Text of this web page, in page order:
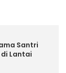
Santri
Lantai